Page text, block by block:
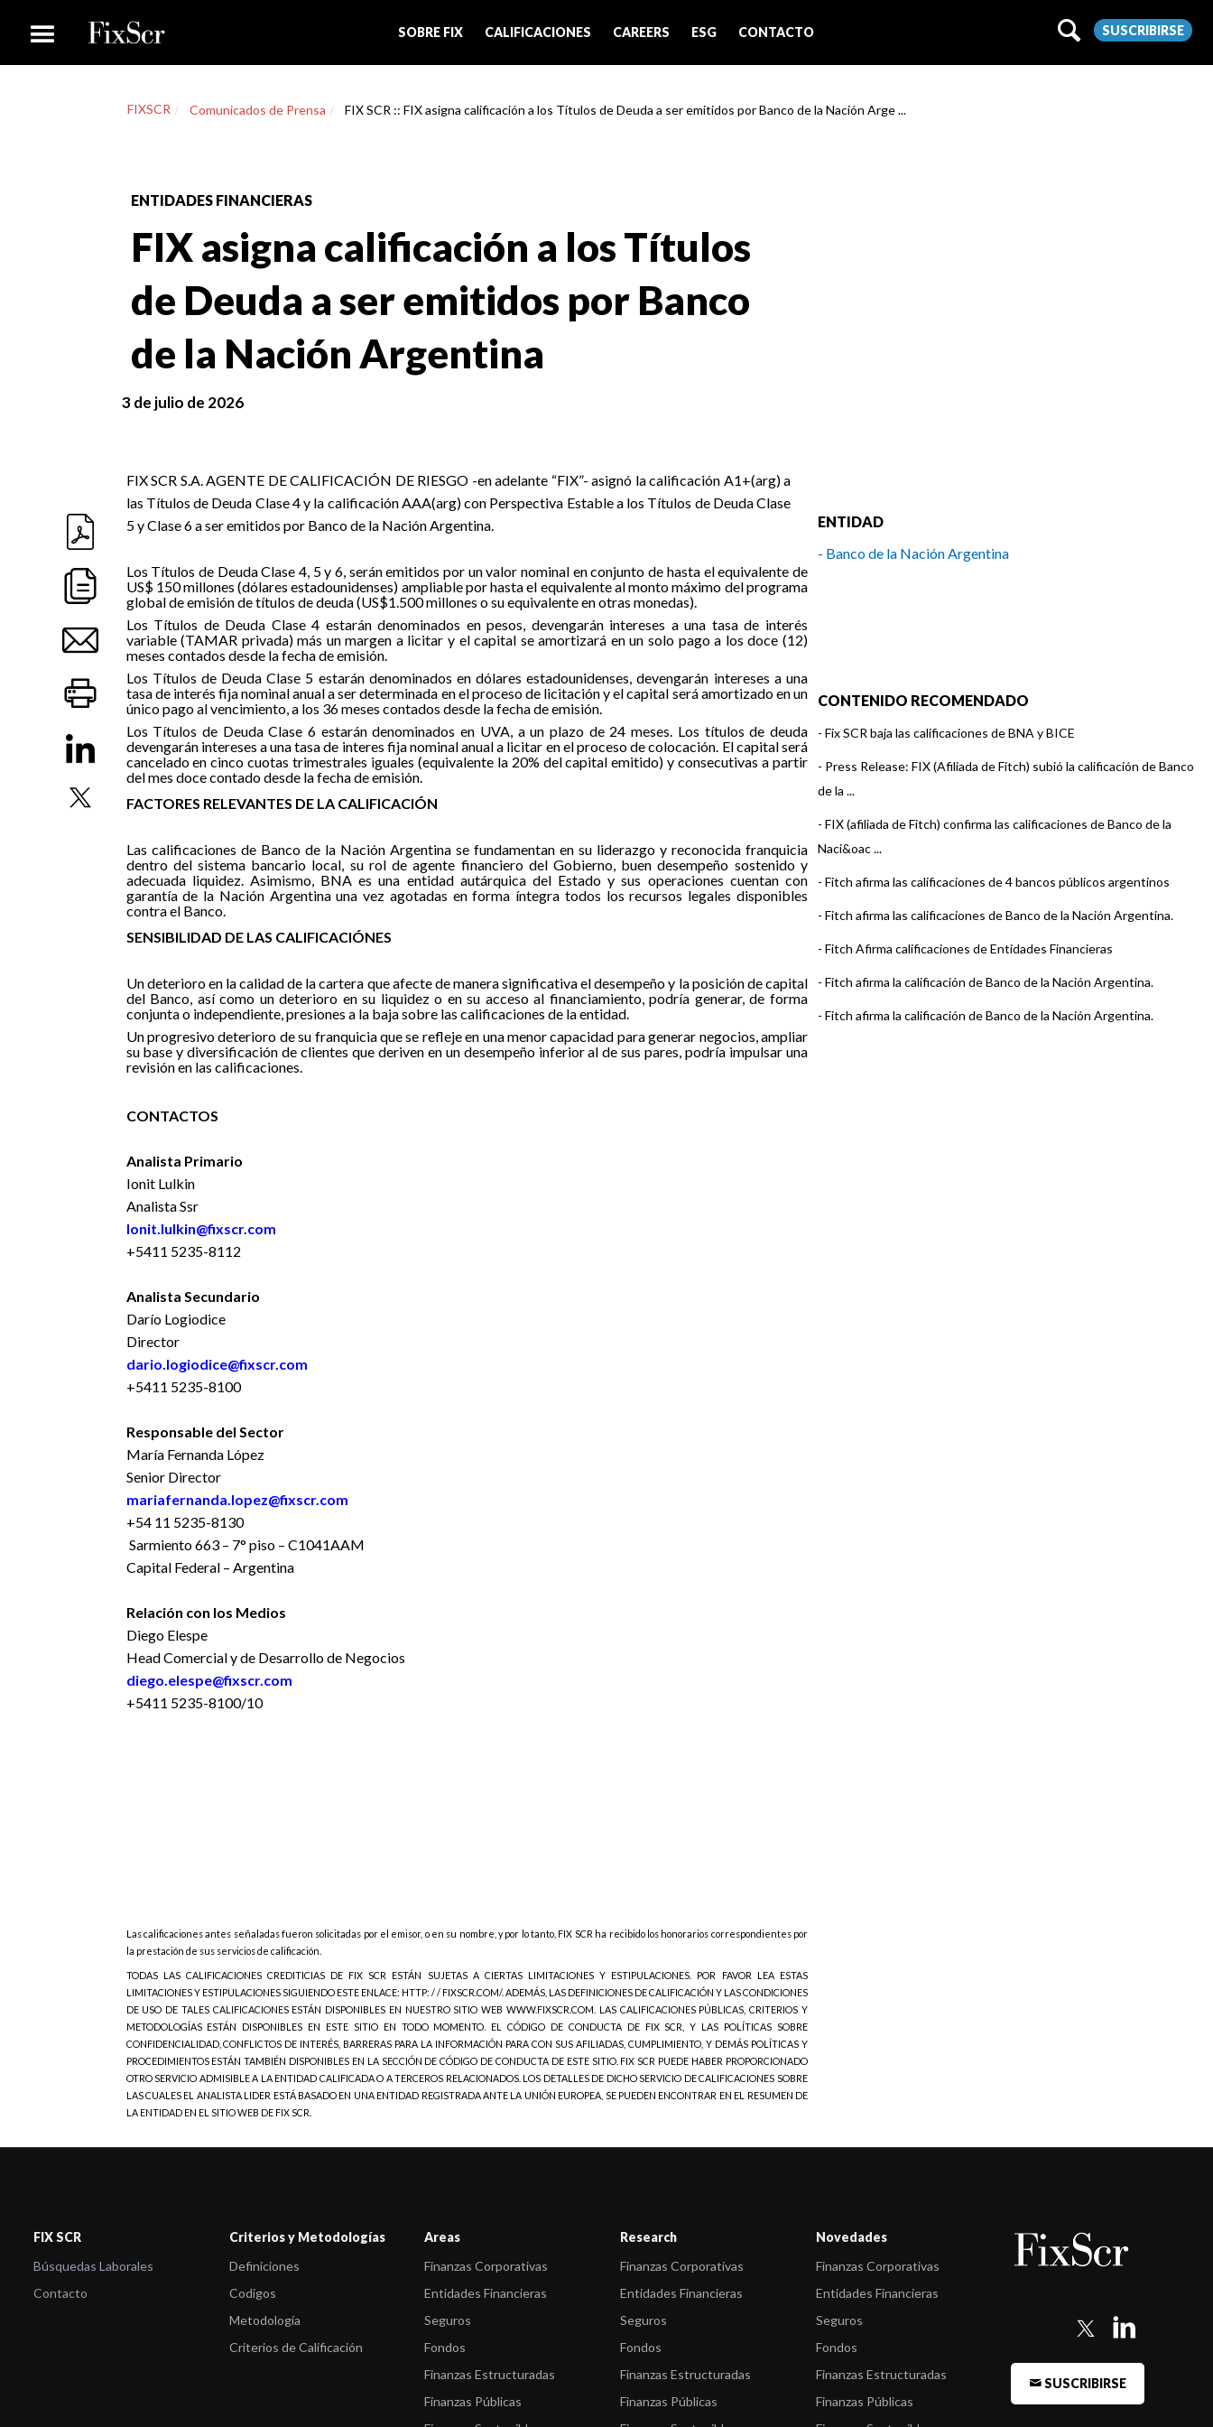
SOBRE FIX CALIFICACIONES CAREERS ESG CONTACTO SUSCRIBIRSE
FIXSCR Comunicados de Prensa FIX SCR :: FIX asigna calificación a los Títulos de Deuda a ser emitidos por Banco de la Nación Arge ...
ENTIDADES FINANCIERAS
FIX asigna calificación a los Títulos
de Deuda a ser emitidos por Banco
de la Nación Argentina
3 de julio de 2026
FIXSCR S.A. AGENTE DE CALIFICACIÓN DE RIESGO -en adelante “FIX”- asignó la calificación A1+(arg) a
las Títulos de Deuda Clase 4 y la calificación AAA(arg) con Perspectiva Estable a los Títulos de Deuda Clase
5 y Clase 6 a ser emitidos por Banco de la Nación Argentina.
Los Títulos de Deuda Clase 4, 5 y 6, serán emitidos por un valor nominal en conjunto de hasta el equivalente de
US$ 150 millones (dólares estadounidenses) ampliable por hasta el equivalente al monto máximo del programa
global de emisión de títulos de deuda (US$1.500 millones o su equivalente en otras monedas).
Los Títulos de Deuda Clase 4 estarán denominados en pesos, devengarán intereses a una tasa de interés
variable (TAMAR privada) más un margen a licitar y el capital se amortizará en un solo pago a los doce (12)
meses contados desde la fecha de emisión.
Los Títulos de Deuda Clase 5 estarán denominados en dólares estadounidenses, devengarán intereses a una
tasa de interés fija nominal anual a ser determinada en el proceso de licitación y el capital será amortizado en un
único pago al vencimiento, a los 36 meses contados desde la fecha de emisión.
Los Títulos de Deuda Clase 6 estarán denominados en UVA, a un plazo de 24 meses. Los títulos de deuda
devengarán intereses a una tasa de interes fija nominal anual a licitar en el proceso de colocación. El capital será
cancelado en cinco cuotas trimestrales iguales (equivalente la 20% del capital emitido) y consecutivas a partir
del mes doce contado desde la fecha de emisión.
FACTORES RELEVANTES DE LA CALIFICACIÓN
Las calificaciones de Banco de la Nación Argentina se fundamentan en su liderazgo y reconocida franquicia
dentro del sistema bancario local, su rol de agente financiero del Gobierno, buen desempeño sostenido y
adecuada liquidez. Asimismo, BNA es una entidad autárquica del Estado y sus operaciones cuentan con
garantía de la Nación Argentina una vez agotadas en forma íntegra todos los recursos legales disponibles
contra el Banco.
SENSIBILIDAD DE LAS CALIFICACIÓNES
Un deterioro en la calidad de la cartera que afecte de manera significativa el desempeño y la posición de capital
del Banco, así como un deterioro en su liquidez o en su acceso al financiamiento, podría generar, de forma
conjunta o independiente, presiones a la baja sobre las calificaciones de la entidad.
Un progresivo deterioro de su franquicia que se refleje en una menor capacidad para generar negocios, ampliar
su base y diversificación de clientes que deriven en un desempeño inferior al de sus pares, podría impulsar una
revisión en las calificaciones.
CONTACTOS
Analista Primario
Ionit Lulkin
Analista Ssr
Ionit.lulkin@fixscr.com
+5411 5235-8112
Analista Secundario
Darío Logiodice
Director
dario.logiodice@fixscr.com
+5411 5235-8100
Responsable del Sector
María Fernanda López
Senior Director
mariafernanda.lopez@fixscr.com
+54 11 5235-8130
Sarmiento 663 – 7° piso – C1041AAM
Capital Federal – Argentina
Relación con los Medios
Diego Elespe
Head Comercial y de Desarrollo de Negocios
diego.elespe@fixscr.com
+5411 5235-8100/10
Las calificaciones antes señaladas fueron solicitadas por el emisor, o en su nombre, y por lo tanto, FIX SCR ha recibido los honorarios correspondientes por
la prestación de sus servicios de calificación.
TODAS LAS CALIFICACIONES CREDITICIAS DE FIX SCR ESTÁN SUJETAS A CIERTAS LIMITACIONES Y ESTIPULACIONES. POR FAVOR LEA ESTAS
LIMITACIONES Y ESTIPULACIONES SIGUIENDO ESTE ENLACE: HTTP: / / FIXSCR.COM/. ADEMÁS, LAS DEFINICIONES DE CALIFICACIÓN Y LAS CONDICIONES
DE USO DE TALES CALIFICACIONES ESTÁN DISPONIBLES EN NUESTRO SITIO WEB WWW.FIXSCR.COM. LAS CALIFICACIONES PÚBLICAS, CRITERIOS Y
METODOLOGÍAS ESTÁN DISPONIBLES EN ESTE SITIO EN TODO MOMENTO. EL CÓDIGO DE CONDUCTA DE FIX SCR, Y LAS POLÍTICAS SOBRE
CONFIDENCIALIDAD, CONFLICTOS DE INTERÉS, BARRERAS PARA LA INFORMACIÓN PARA CON SUS AFILIADAS, CUMPLIMIENTO, Y DEMÁS POLÍTICAS Y
PROCEDIMIENTOS ESTÁN TAMBIÉN DISPONIBLES EN LA SECCIÓN DE CÓDIGO DE CONDUCTA DE ESTE SITIO. FIX SCR PUEDE HABER PROPORCIONADO
OTRO SERVICIO ADMISIBLE A LA ENTIDAD CALIFICADA O A TERCEROS RELACIONADOS. LOS DETALLES DE DICHO SERVICIO DE CALIFICACIONES SOBRE
LAS CUALES EL ANALISTA LIDER ESTÁ BASADO EN UNA ENTIDAD REGISTRADA ANTE LA UNIÓN EUROPEA, SE PUEDEN ENCONTRAR EN EL RESUMEN DE
LA ENTIDAD EN EL SITIO WEB DE FIX SCR.
ENTIDAD
- Banco de la Nación Argentina
CONTENIDO RECOMENDADO
- Fix SCR baja las calificaciones de BNA y BICE
- Press Release: FIX (Afiliada de Fitch) subió la calificación de Banco
de la ...
- FIX (afiliada de Fitch) confirma las calificaciones de Banco de la
Naci&oac ...
- Fitch afirma las calificaciones de 4 bancos públicos argentinos
- Fitch afirma las calificaciones de Banco de la Nación Argentina.
- Fitch Afirma calificaciones de Entidades Financieras
- Fitch afirma la calificación de Banco de la Nación Argentina.
- Fitch afirma la calificación de Banco de la Nación Argentina.
FIX SCR
Búsquedas Laborales
Contacto
Criterios y Metodologías
Definiciones
Codigos
Metodología
Criterios de Calificación
Areas
Finanzas Corporativas
Entidades Financieras
Seguros
Fondos
Finanzas Estructuradas
Finanzas Públicas
Research
Finanzas Corporativas
Entidades Financieras
Seguros
Fondos
Finanzas Estructuradas
Finanzas Públicas
Novedades
Finanzas Corporativas
Entidades Financieras
Seguros
Fondos
Finanzas Estructuradas
Finanzas Públicas
SUSCRIBIRSE